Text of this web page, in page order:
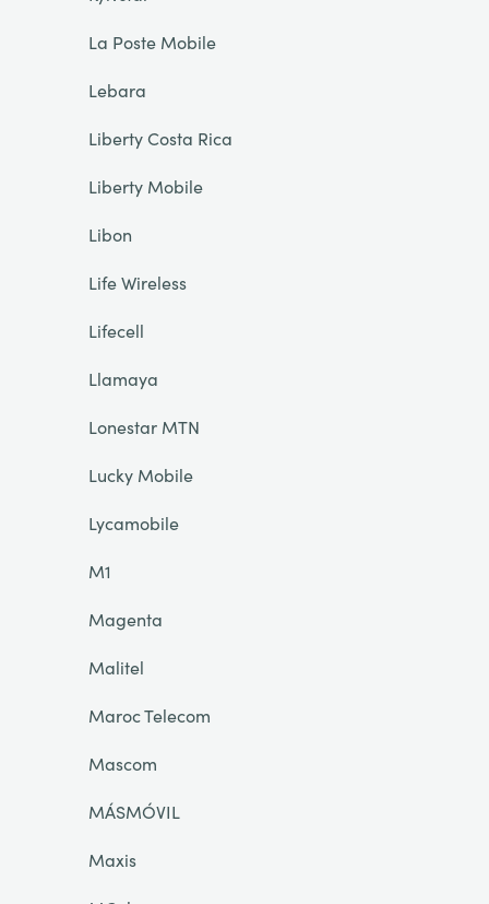
La Poste Mobile
Lebara
Liberty Costa Rica
Liberty Mobile
Libon
Life Wireless
Lifecell
Llamaya
Lonestar MTN
Lucky Mobile
Lycamobile
M1
Magenta
Malitel
Maroc Telecom
Mascom
MÁSMÓVIL
Maxis